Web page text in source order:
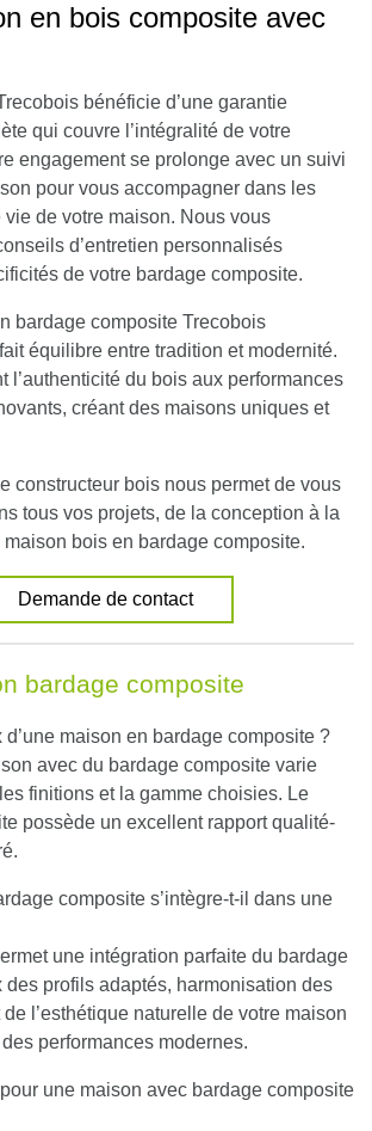
en bois composite avec
bénéficie d’une garantie
qui couvre l’intégralité de votre
engagement se prolonge avec un suivi
pour vous accompagner dans les
de votre maison. Nous vous
d’entretien personnalisés
de votre bardage composite.
bardage composite Trecobois
équilibre entre tradition et modernité.
l’authenticité du bois aux performances
créant des maisons uniques et
constructeur bois nous permet de vous
tous vos projets, de la conception à la
maison bois en bardage composite.
Demande de contact
bardage composite
d’une maison en bardage composite ?
avec du bardage composite varie
finitions et la gamme choisies. Le
possède un excellent rapport qualité-
composite s’intègre-t-il dans une
une intégration parfaite du bardage
des profils adaptés, harmonisation des
l’esthétique naturelle de votre maison
performances modernes.
une maison avec bardage composite